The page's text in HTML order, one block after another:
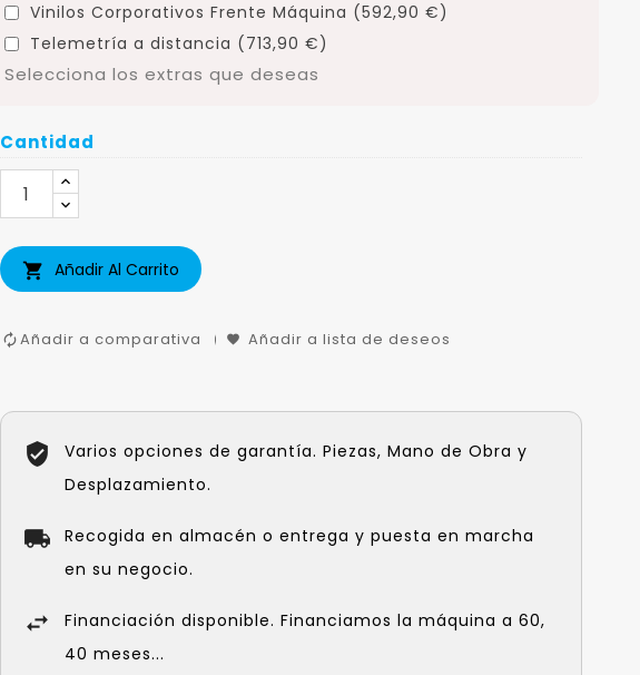
Vinilos Corporativos Frente Máquina (592,90 €)
Telemetría a distancia (713,90 €)
Selecciona los extras que deseas
Cantidad
 Añadir Al Carrito
Añadir a comparativa Añadir a lista de deseos
Varios opciones de garantía. Piezas, Mano de Obra y
Desplazamiento.
Recogida en almacén o entrega y puesta en marcha
en su negocio.
Financiación disponible. Financiamos la máquina a 60,
40 meses...